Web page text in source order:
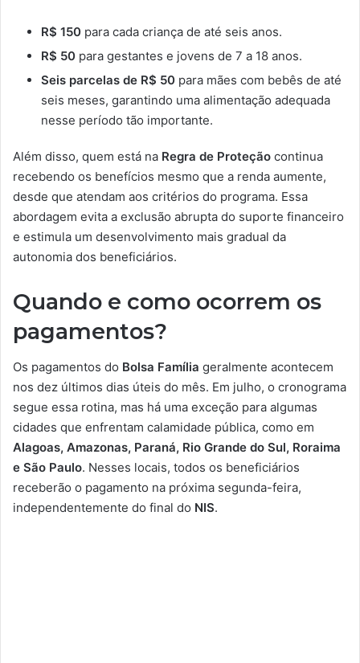
R$ 150 para cada criança de até seis anos.
R$ 50 para gestantes e jovens de 7 a 18 anos.
Seis parcelas de R$ 50 para mães com bebês de até
seis meses, garantindo uma alimentação adequada
nesse período tão importante.
Além disso, quem está na Regra de Proteção continua
recebendo os benefícios mesmo que a renda aumente,
desde que atendam aos critérios do programa. Essa
abordagem evita a exclusão abrupta do suporte financeiro
e estimula um desenvolvimento mais gradual da
autonomia dos beneficiários.
Quando e como ocorrem os
pagamentos?
Os pagamentos do Bolsa Família geralmente acontecem
nos dez últimos dias úteis do mês. Em julho, o cronograma
segue essa rotina, mas há uma exceção para algumas
cidades que enfrentam calamidade pública, como em
Alagoas, Amazonas, Paraná, Rio Grande do Sul, Roraima
e São Paulo. Nesses locais, todos os beneficiários
receberão o pagamento na próxima segunda-feira,
independentemente do final do NIS.